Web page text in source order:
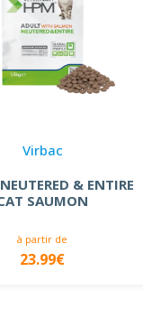
Virbac
& ENTIRE
SAUMON
à partir de
23.99€